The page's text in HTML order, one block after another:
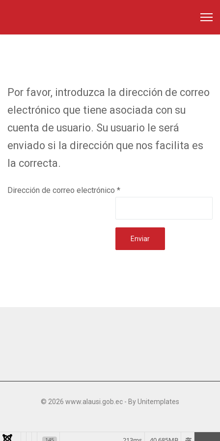
Por favor, introduzca la dirección de correo
electrónico que tiene asociada con su
cuenta de usuario. Su usuario le será
enviado si la dirección que nos facilita es
la correcta.
Dirección de correo electrónico *
Enviar
© 2026 www.alausi.gob.ec - ByUnitemplates